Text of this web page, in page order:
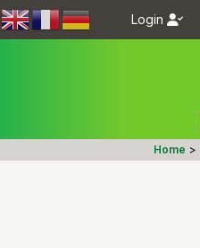
Login
Home >